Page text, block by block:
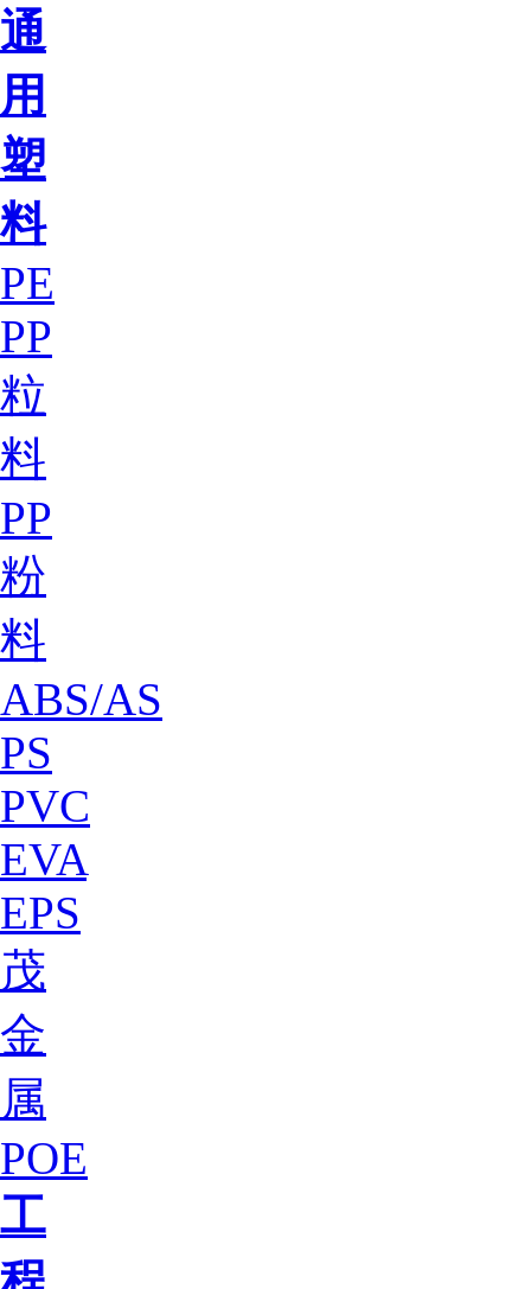
通
用
塑
料
PE
PP
粒
料
PP
粉
料
ABS/AS
PS
PVC
EVA
EPS
茂
金
属
POE
工